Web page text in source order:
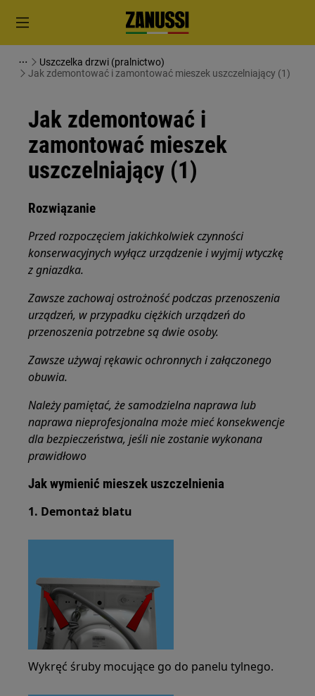
Uszczelka drzwi (pralnictwo)
Jak zdemontować i zamontować mieszek uszczelniający (1)
Jak zdemontować i
zamontować mieszek
uszczelniający (1)
Rozwiązanie
Przed rozpoczęciem jakichkolwiek czynności
konserwacyjnych wyłącz urządzenie i wyjmij wtyczkę
z gniazdka.
Zawsze zachowaj ostrożność podczas przenoszenia
urządzeń, w przypadku ciężkich urządzeń do
przenoszenia potrzebne są dwie osoby.
Zawsze używaj rękawic ochronnych i załączonego
obuwia.
Należy pamiętać, że samodzielna naprawa lub
naprawa nieprofesjonalna może mieć konsekwencje
dla bezpieczeństwa, jeśli nie zostanie wykonana
prawidłowo
Jak wymienić mieszek uszczelnienia
1. Demontaż blatu
Wykręć śruby mocujące go do panelu tylnego.